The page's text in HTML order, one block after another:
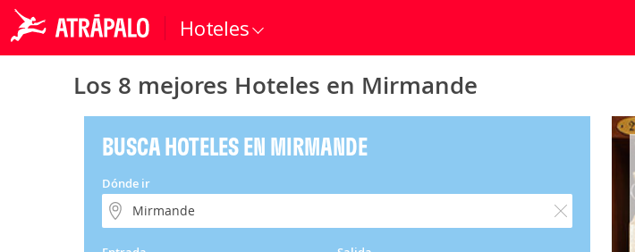
Hoteles
Los 8 mejores Hoteles en Mirmande
BUSCA HOTELES EN MIRMANDE
Dónde ir